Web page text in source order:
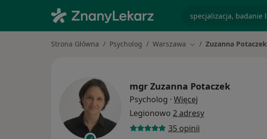
Strona Główna Psycholog Warszawa Zmień miasto
Zuzanna Potaczek
mgr Zuzanna Potaczek
Psycholog · Więcej
Legionowo 2 adresy
35 opinii